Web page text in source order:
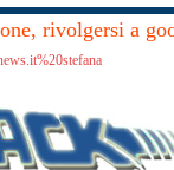
rivolgersi a